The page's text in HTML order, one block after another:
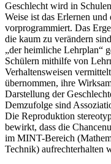
Geschlecht wird in
Weise ist das Erlernen
vorprogrammiert. Das
die kaum zu verändern
„der heimliche Lehrplan“
Schülern mithilfe von
Verhaltensweisen
übernommen, ihre
Darstellung der
Demzufolge sind
Die Reproduktion
bewirkt, dass die
im MINT-Bereich
Technik) aufrechterhalten